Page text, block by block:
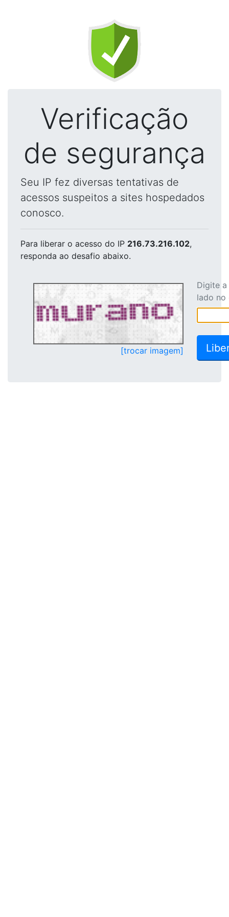
Verificação
de segurança
Seu IP fez diversas tentativas de
acessos suspeitos a sites hospedados
conosco.
Para liberar o acesso do IP 216.73.216.102,
responda ao desafio abaixo.
[trocar imagem]
Digite
lado no